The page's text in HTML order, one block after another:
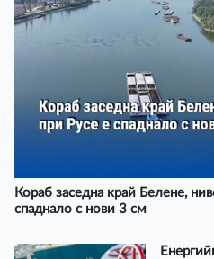
Кораб заседна край Белене,
спаднало с нови 3 см